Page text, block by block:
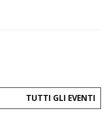
TUTTI GLI EVENTI